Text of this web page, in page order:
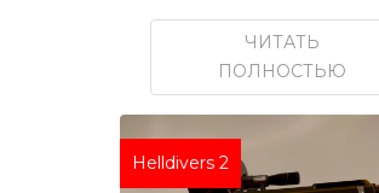
ЧИТАТЬ
ПОЛНОСТЬЮ
Helldivers 2